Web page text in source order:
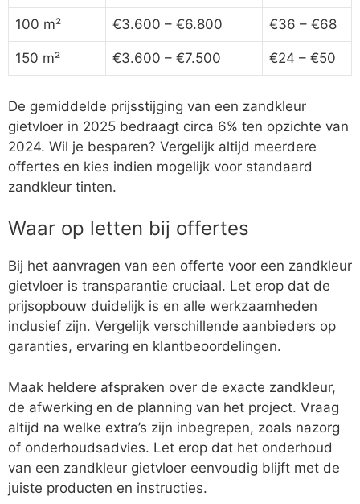
100 m² €3.600 – €6.800 €36 – €68
150 m² €3.600 – €7.500 €24 – €50
De gemiddelde prijsstijging van een zandkleur
gietvloer in 2025 bedraagt circa 6% ten opzichte van
2024. Wil je besparen? Vergelijk altijd meerdere
offertes en kies indien mogelijk voor standaard
zandkleur tinten.
Waar op letten bij offertes
Bij het aanvragen van een offerte voor een zandkleur
gietvloer is transparantie cruciaal. Let erop dat de
prijsopbouw duidelijk is en alle werkzaamheden
inclusief zijn. Vergelijk verschillende aanbieders op
garanties, ervaring en klantbeoordelingen.
Maak heldere afspraken over de exacte zandkleur,
de afwerking en de planning van het project. Vraag
altijd na welke extra’s zijn inbegrepen, zoals nazorg
of onderhoudsadvies. Let erop dat het onderhoud
van een zandkleur gietvloer eenvoudig blijft met de
juiste producten en instructies.